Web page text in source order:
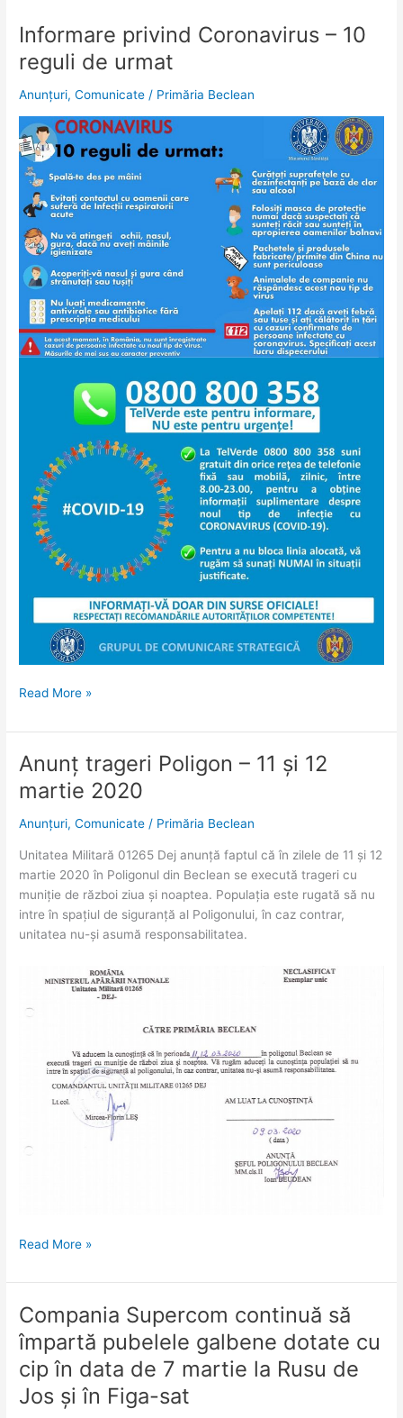
Informare privind Coronavirus – 10
reguli de urmat
Anunțuri,Comunicate / Primăria Beclean
Informare
Coronavirus
–
reguli
de
urmat
Read More »
Anunț trageri Poligon – 11 și 12
martie 2020
Anunțuri,Comunicate / Primăria Beclean
Unitatea Militară 01265 Dej anunță faptul că în zilele de 11 și 12
martie 2020 în Poligonul din Beclean se execută trageri cu
muniție de război ziua și noaptea. Populația este rugată să nu
intre în spațiul de siguranță al Poligonului, în caz contrar,
unitatea nu-și asumă responsabilitatea.
Anunț
Poligon
–
și
12
martie
2020
Read More »
Compania Supercom continuă să
împartă pubelele galbene dotate cu
cip în data de 7 martie la Rusu de
Jos și în Figa-sat
Compania
Supercom
continuă
să
împartă
pubelele